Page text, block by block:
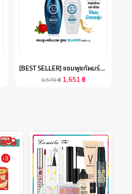
[BEST SELLER] แชมพูแก้ผมร่วง แทงกีโมรี สูตรแกลมโม DAENG GI MEO RI GLAMO SHAMPOO/TREATMENT400 ML ช่วยเพิ่มวอลลุ่ม สูตรอ่อนโยน (DG)
3,570฿ 1,651 ฿